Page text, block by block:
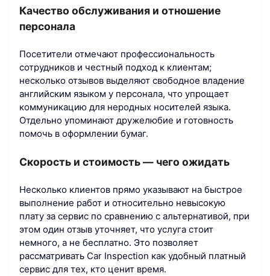
Качество обслуживания и отношение
персонала
Посетители отмечают профессиональность
сотрудников и честный подход к клиентам;
несколько отзывов выделяют свободное владение
английским языком у персонала, что упрощает
коммуникацию для неродных носителей языка.
Отдельно упоминают дружелюбие и готовность
помочь в оформлении бумаг.
Скорость и стоимость — чего ожидать
Несколько клиентов прямо указывают на быстрое
выполнение работ и относительно невысокую
плату за сервис по сравнению с альтернативой, при
этом один отзыв уточняет, что услуга стоит
немного, а не бесплатно. Это позволяет
рассматривать Car Inspection как удобный платный
сервис для тех, кто ценит время.